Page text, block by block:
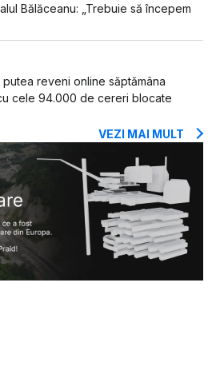
Bălăceanu: „Trebuie să începem
reveni online săptămâna
cele 94.000 de cereri blocate
VEZI MAI MULT